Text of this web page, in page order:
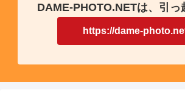
DAME-PHOTO.NETは、引っ
https://dame-